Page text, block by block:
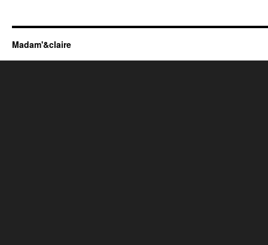
Madam'&claire